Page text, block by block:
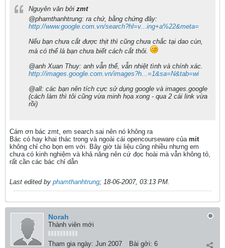
Nguyên văn bởi zmt
@phamthanhtrung: ra chứ, bằng chứng đây:
http://www.google.com.vn/search?hl=v...ing+a%22&meta=
Nếu bạn chưa cắt được thịt thì cũng chưa chắc tại dao cùn,
mà có thể là bạn chưa biết cách cắt thôi.
@anh Xuan Thuy: anh vẫn thế, vẫn nhiệt tình và chính xác.
http://images.google.com.vn/images?h...=1&sa=N&tab=wi
@all: các bạn nên tích cực sử dụng google và images.google
(cách làm thì tôi cũng vừa minh họa xong - qua 2 cái link vừa
rồi)
Cám ơn bác zmt, em search sai nên nó không ra
Bác có hay khai thác trong và ngoài cái opencourseware của mit
không chỉ cho bọn em với. Bây giờ tài liệu cũng nhiều nhưng em
chưa có kinh nghiệm và khả năng nên cứ đọc hoài mà vẫn không tỏ,
rất cần các bác chỉ dẫn
Last edited by phamthanhtrung; 18-06-2007, 03:13 PM.
Norah
Thành viên mới
Tham gia ngày: Jun 2007 Bài gởi: 6